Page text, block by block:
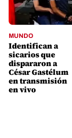
MUNDO
Identifican a
sicarios que
dispararon a
César Gastélum
en transmisión
en vivo